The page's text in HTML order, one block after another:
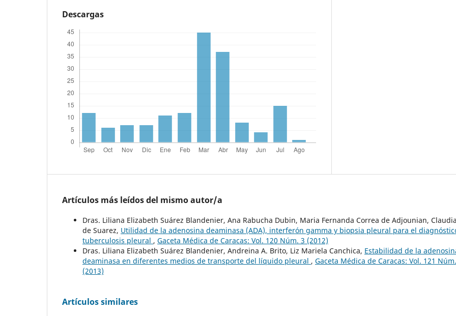
Descargas
Artículos más leídos del mismo autor/a
Dras. Liliana Elizabeth Suárez Blandenier, Ana Rabucha Dubin, Maria Fernanda Correa de Adjounian,
de Suarez, Utilidad de la adenosina deaminasa (ADA), interferón gamma y biopsia pleural para el
tuberculosis pleural , Gaceta Médica de Caracas: Vol. 120 Núm. 3 (2012)
Dras. Liliana Elizabeth Suárez Blandenier, Andreina A. Brito, Liz Mariela Canchica, Estabilidad de la
deaminasa en diferentes medios de transporte del líquido pleural , Gaceta Médica de Caracas: Vol. 121
(2013)
Artículos similares